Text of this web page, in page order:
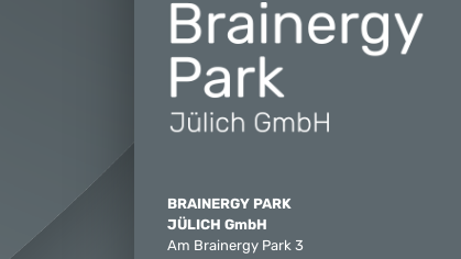
BRAINERGY PARK
JÜLICH GmbH
Am Brainergy Park 3